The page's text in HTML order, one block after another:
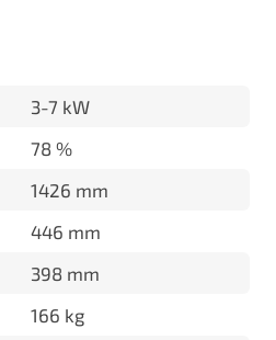
3-7 kW
78 %
1426 mm
446 mm
398 mm
166 kg